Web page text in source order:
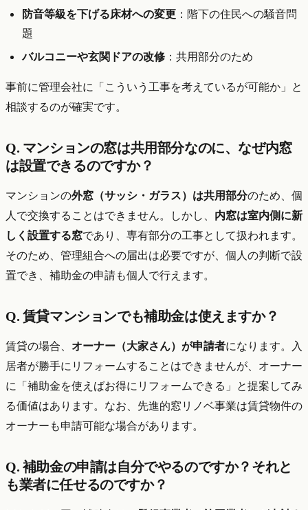
防音等級を下げる床材への変更 ：階下の住民への騒音問
題
バルコニーや玄関ドアの改修 ：共用部分のため
事前に管理会社に「こういう工事を考えているが可能か」と
相談するのが確実です。
Q. マンションの窓は共用部分なのに、なぜ内窓
は設置できるのですか？
マンションの外窓（サッシ・ガラス）は共用部分のため、個
人で交換することはできません。しかし、 内窓は室内側に新
しく設置する窓であり、専有部分の工事として扱われます。
そのため、管理組合への届出は必要ですが、個人の判断で設
置でき、補助金の申請も個人で行えます。
Q. 賃貸マンションでも補助金は使えますか？
賃貸の場合、 オーナー（大家さん）が申請者になります。入
居者が勝手にリフォームすることはできませんが、オーナー
に「補助金を使えばお得にリフォームできる」と提案してみ
る価値はあります。なお、先進的窓リノベ事業は賃貸物件の
オーナーも申請可能な場合があります。
Q. 補助金の申請は自分でやるのですか？それと
も業者に任せるのですか？